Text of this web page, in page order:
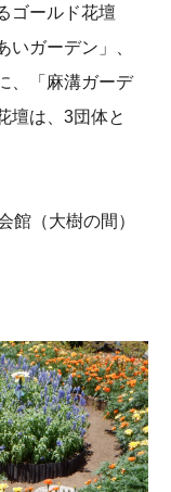
ゴールド花壇
いガーデン」、
、「麻溝ガーデ
壇は、3団体と
（大樹の間）